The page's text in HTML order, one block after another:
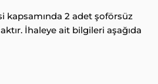
kapsamında 2 adet şoförsüz
İhaleye ait bilgileri aşağıda